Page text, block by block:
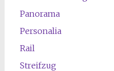
Panorama
Personalia
Rail
Streifzug